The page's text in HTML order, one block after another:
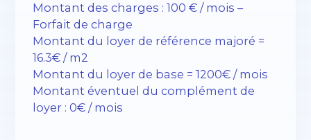
Montant des charges : 100 € / mois –
Forfait de charge
Montant du loyer de référence majoré =
16.3€ / m2
Montant du loyer de base = 1200€ / mois
Montant éventuel du complément de
loyer : 0€ / mois